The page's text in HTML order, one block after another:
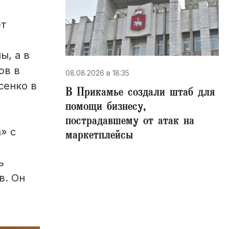
а в
в
в
с
Он
08.08.2026 в 18:35
В Прикамье создали штаб для
помощи бизнесу,
пострадавшему от атак на
маркетплейсы